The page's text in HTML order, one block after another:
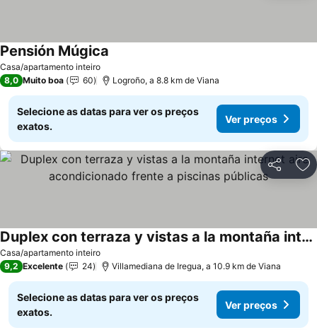
Casa/apartamento inteiro
Pensión Múgica
8,0 Muito boa 60 Logroño, a 8.8 km de Viana
Selecione as datas para ver os preços
exatos.
Ver preços
Partilhar
Casa/apartamento inteiro
Duplex con terraza y vistas a la montaña internet aire acondicionado frente a piscinas públicas
9,2 Excelente 24 Villamediana de Iregua, a 10.9 km de Viana
Selecione as datas para ver os preços
exatos.
Ver preços